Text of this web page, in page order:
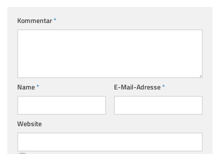
Kommentar*
Name* E-Mail-Adresse*
Website